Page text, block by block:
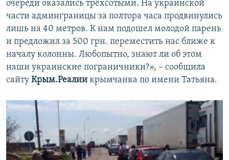
очереди оказались трёхсотыми. На украинской
части админграницы за полтора часа продвинулись
лишь на 40 метров. К нам подошел молодой парень
и предложил за 500 грн. переместить нас ближе к
началу колонны. Любопытно, знают ли об этом
наши украинские пограничники?», – сообщила
сайту Крым.Реалии крымчанка по имени Татьяна.